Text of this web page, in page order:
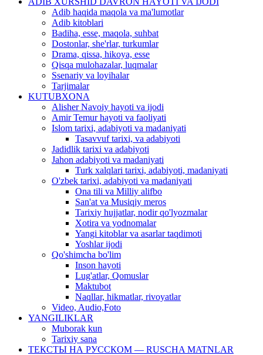
Adib haqida maqola va ma'lumotlar
Adib kitoblari
Badiha, esse, maqola, suhbat
Dostonlar, she'rlar, turkumlar
Drama, qissa, hikoya, esse
Qisqa mulohazalar, luqmalar
Ssenariy va loyihalar
Tarjimalar
KUTUBXONA
Alisher Navoiy hayoti va ijodi
Amir Temur hayoti va faoliyati
Islom tarixi, adabiyoti va madaniyati
Tasavvuf tarixi, va adabiyoti
Jadidlik tarixi va adabiyoti
Jahon adabiyoti va madaniyati
Turk xalqlari tarixi, adabiyoti, madaniyati
O'zbek tarixi, adabiyoti va madaniyati
Ona tili va Milliy alifbo
San'at va Musiqiy meros
Tarixiy hujjatlar, nodir qo'lyozmalar
Xotira va yodnomalar
Yangi kitoblar va asarlar taqdimoti
Yoshlar ijodi
Qo'shimcha bo'lim
Inson hayoti
Lug'atlar, Qomuslar
Maktubot
Naqllar, hikmatlar, rivoyatlar
Video, Audio,Foto
YANGILIKLAR
Muborak kun
Tarixiy sana
ТЕКСТЫ НА РУССКОМ — RUSCHA MATNLAR